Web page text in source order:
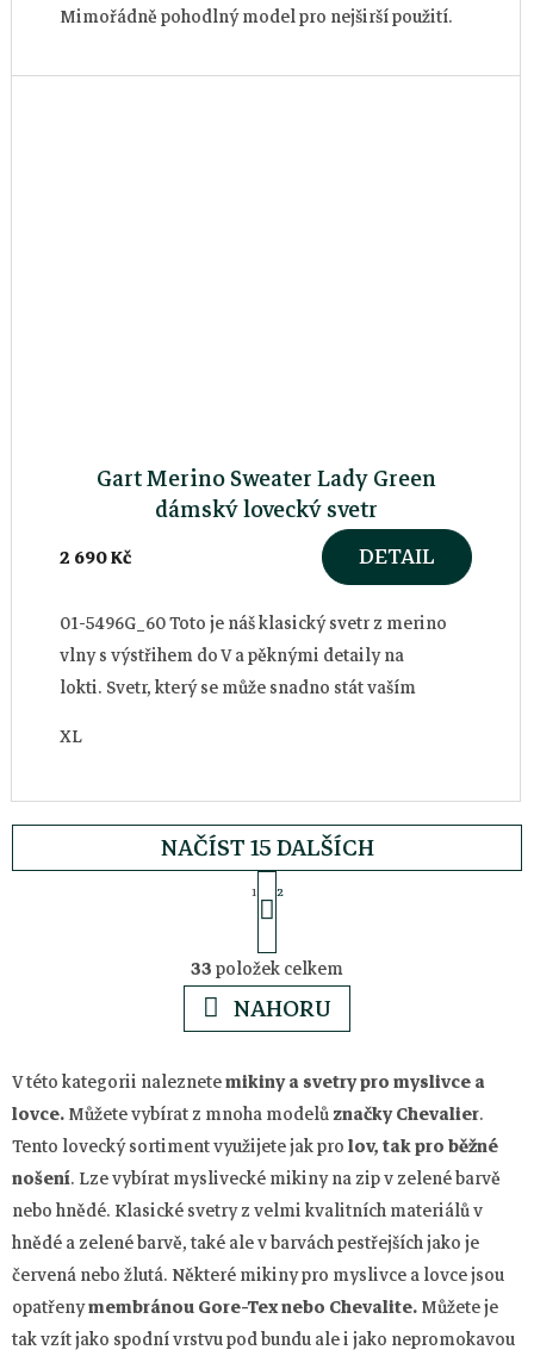
Mimořádně pohodlný model pro nejširší použití.
Gart Merino Sweater Lady Green
dámský lovecký svetr
2 690 Kč DETAIL
01-5496G_60 Toto je náš klasický svetr z merino
vlny s výstřihem do V a pěknými detaily na
lokti. Svetr, který se může snadno stát vaším
XL
O
v
l
á
d
a
c
NAČÍST 15 DALŠÍCH
S
t
r
á
n
o
v
á
n
í
1 2
33položek celkem
NAHORU
V této kategorii naleznetemikiny a svetry pro myslivce a
lovce.Můžete vybírat z mnoha modelůznačky Chevalier.
Tento lovecký sortiment využijete jak prolov, tak pro běžné
nošení. Lze vybírat myslivecké mikiny na zip v zelené barvě
nebo hnědé. Klasické svetry z velmi kvalitních materiálů v
hnědé a zelené barvě, také ale v barvách pestřejších jako je
červená nebo žlutá. Některé mikiny pro myslivce a lovce jsou
opatřenymembránou Gore-Tex nebo Chevalite.Můžete je
tak vzít jako spodní vrstvu pod bundu ale i jako nepromokavou
Z